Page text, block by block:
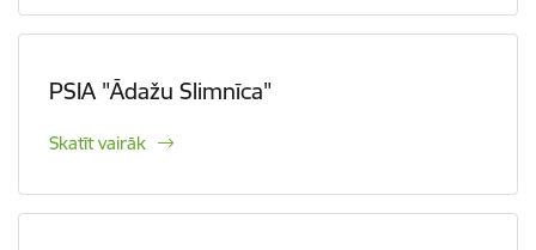
PSIA "Ādažu Slimnīca"
Skatīt vairāk